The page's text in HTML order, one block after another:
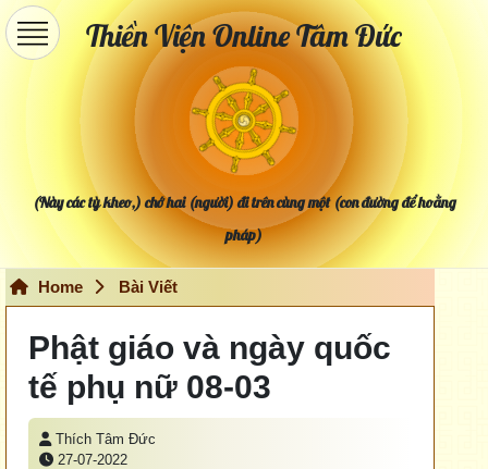
Thiền Viện Online Tâm Đức
(Này các tỳ kheo,) chớ hai (người) đi trên cùng một (con đường để hoằng
pháp)
Home Bài Viết
Phật giáo và ngày quốc
tế phụ nữ 08-03
Thích Tâm Đức
27-07-2022